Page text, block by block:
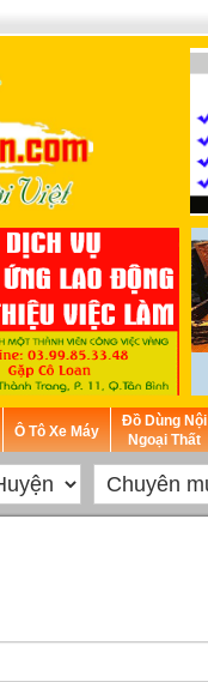
Ô Tô Xe Máy
Đồ Dùng Nội
Ngoại Thất